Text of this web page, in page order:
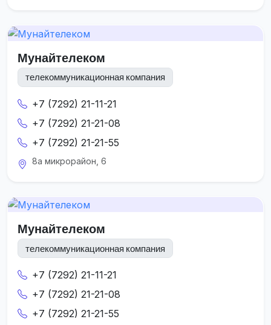
Мунайтелеком
телекоммуникационная компания
+7 (7292) 21-11-21
+7 (7292) 21-21-08
+7 (7292) 21-21-55
8а микрорайон, 6
Мунайтелеком
телекоммуникационная компания
+7 (7292) 21-11-21
+7 (7292) 21-21-08
+7 (7292) 21-21-55